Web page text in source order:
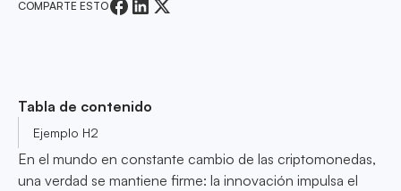
COMPARTE ESTO
Tabla de contenido
Ejemplo H2
En el mundo en constante cambio de las criptomonedas,
una verdad se mantiene firme: la innovación impulsa el